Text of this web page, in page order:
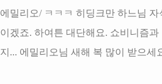
에밀리오/ ㅋㅋㅋ 히딩크만 하느님
이겠죠. 하여튼 대단해요. 쇼비니즘
지... 에밀리오님 새해 복 많이 받으세